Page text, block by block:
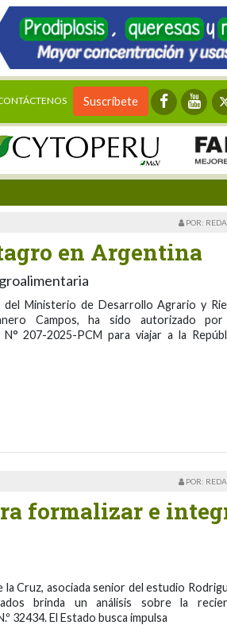
Suscríbete
POR:
en Argentina
del Ministerio de Desarrollo Agrario y
Campos, ha sido autorizado
N° 207-2025-PCM para viajar a la
POR:
formalizar e
la Cruz, asociada senior del estudio
brinda un análisis sobre la
32434. El Estado busca impulsa